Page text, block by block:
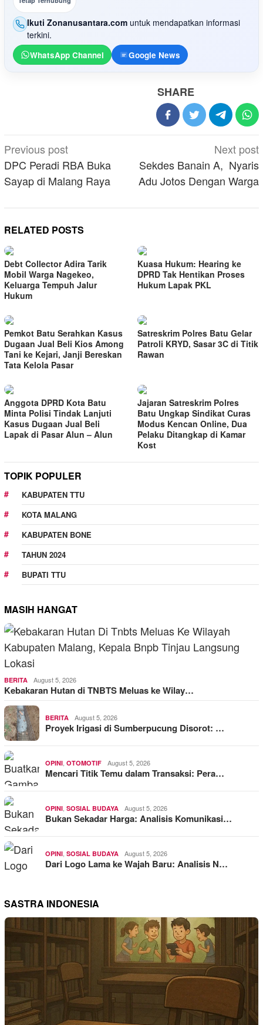
Ikuti Zonanusantara.com untuk mendapatkan informasi
terkini.
WhatsApp Channel Google News
SHARE
Post
navigation
Previous post
DPC Peradi RBA Buka
Sayap di Malang Raya
Next post
Sekdes Banain A, Nyaris
Adu Jotos Dengan Warga
RELATED POSTS
Debt Collector Adira Tarik
Mobil Warga Nagekeo,
Keluarga Tempuh Jalur
Hukum
Kuasa Hukum: Hearing ke
DPRD Tak Hentikan Proses
Hukum Lapak PKL
Pemkot Batu Serahkan Kasus
Dugaan Jual Beli Kios Among
Tani ke Kejari, Janji Bereskan
Tata Kelola Pasar
Satreskrim Polres Batu Gelar
Patroli KRYD, Sasar 3C di Titik
Rawan
Anggota DPRD Kota Batu
Minta Polisi Tindak Lanjuti
Kasus Dugaan Jual Beli
Lapak di Pasar Alun – Alun
Jajaran Satreskrim Polres
Batu Ungkap Sindikat Curas
Modus Kencan Online, Dua
Pelaku Ditangkap di Kamar
Kost
TOPIK POPULER
KABUPATEN TTU
KOTA MALANG
KABUPATEN BONE
TAHUN 2024
BUPATI TTU
MASIH HANGAT
BERITA August 5, 2026
Kebakaran Hutan di TNBTS Meluas ke Wilay…
BERITA August 5, 2026
Proyek Irigasi di Sumberpucung Disorot: …
OPINI OTOMOTIF August 5, 2026
Mencari Titik Temu dalam Transaksi: Pera…
OPINI SOSIAL BUDAYA August 5, 2026
Bukan Sekadar Harga: Analisis Komunikasi…
OPINI SOSIAL BUDAYA August 5, 2026
Dari Logo Lama ke Wajah Baru: Analisis N…
SASTRA INDONESIA